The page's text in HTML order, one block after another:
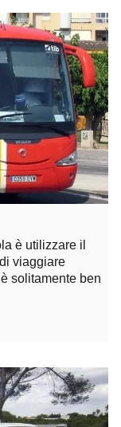
è utilizzare il
viaggiare
solitamente ben